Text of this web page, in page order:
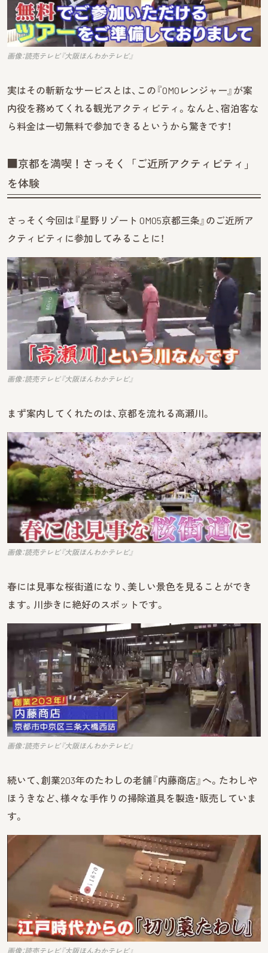
画像：読売テレビ『大阪ほんわかテレビ』
実はその斬新なサービスとは、この『OMOレンジャー』が案
内役を務めてくれる観光アクティビティ。なんと、宿泊客な
ら料金は一切無料で参加できるというから驚きです！
■京都を満喫！さっそく「ご近所アクティビティ」
を体験
さっそく今回は『星野リゾート OMO5京都三条』のご近所ア
クティビティに参加してみることに！
画像：読売テレビ『大阪ほんわかテレビ』
まず案内してくれたのは、京都を流れる高瀬川。
画像：読売テレビ『大阪ほんわかテレビ』
春には見事な桜街道になり、美しい景色を見ることができ
ます。川歩きに絶好のスポットです。
画像：読売テレビ『大阪ほんわかテレビ』
続いて、創業203年のたわしの老舗『内藤商店』へ。たわしや
ほうきなど、様々な手作りの掃除道具を製造・販売していま
す。
画像：読売テレビ『大阪ほんわかテレビ』